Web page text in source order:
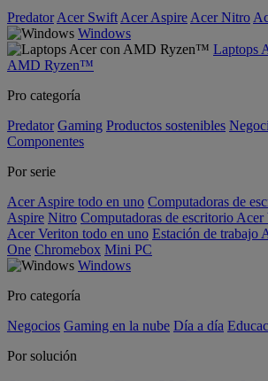
Predator Acer Swift Acer Aspire Acer Nitro
Windows
Laptops
AMD Ryzen™
Pro categoría
Predator Gaming Productos sostenibles
Componentes
Por serie
Acer Aspire todo en uno Computadoras de
Aspire Nitro Computadoras de escritorio
Acer Veriton todo en uno Estación de trabajo
One Chromebox Mini PC
Windows
Pro categoría
Negocios Gaming en la nube Día a día
Por solución